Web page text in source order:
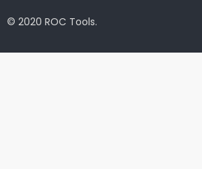
© 2020 ROC Tools.